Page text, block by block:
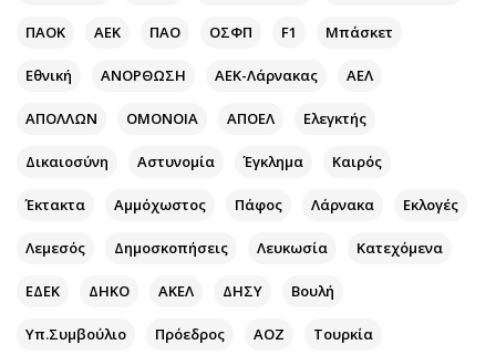
Κόσμος
Παράξενα
Θέατρο-Χορός
Μουσική
Χειρόγραφα
Έξοδος
Media
Podcasts
Uncut
Επιστολές
ΠΑΟΚ ΑΕΚ ΠΑΟ ΟΣΦΠ F1 Μπάσκετ
Εθνική ΑΝΟΡΘΩΣΗ ΑΕΚ-Λάρνακας ΑΕΛ
ΑΠΟΛΛΩΝ ΟΜΟΝΟΙΑ ΑΠΟΕΛ Ελεγκτής
Δικαιοσύνη Αστυνομία Έγκλημα Καιρός
Έκτακτα Αμμόχωστος Πάφος Λάρνακα Εκλογές
Λεμεσός Δημοσκοπήσεις Λευκωσία Κατεχόμενα
ΕΔΕΚ ΔΗΚΟ ΑΚΕΛ ΔΗΣΥ Βουλή
Υπ.Συμβούλιο Πρόεδρος ΑΟΖ Τουρκία